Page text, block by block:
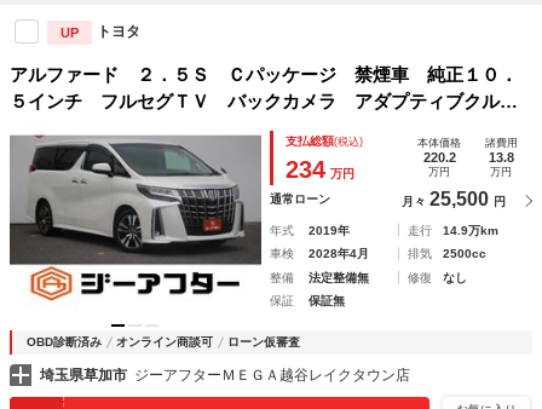
UP トヨタ
アルファード ２．５Ｓ Ｃパッケージ 禁煙車 純正１０．
５インチ フルセグＴＶ バックカメラ アダプティブクルー
ズコントロール 衝突軽減システム 黒革シート シートエア
コン シートヒーター パワーシート 三眼ＬＥＤヘッドライ
支払総額(税込)
234 万円
本体価格
220.2
万円
諸費用
13.8
万円
通常ローン 月々 25,500 円
年式 2019年 走行
14.9万km
車検
2028年4月 排気
2500cc
整備
法定整備無 修復
なし
保証
保証無
OBD診断済み オンライン商談可 ローン仮審査
埼玉県草加市 ジーアフターＭＥＧＡ越谷レイクタウン店